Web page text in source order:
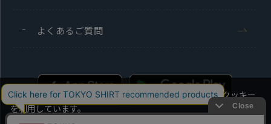
よくあるご質問
当社のウェブサイトでは、お客様の利便性向上のためにクッキー
を利用しています。